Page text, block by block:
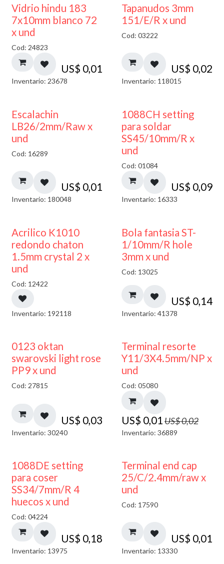
40% DESCUENTO
Vidrio hindu 183
7x10mm blanco 72
x und
Cod: 24823
US$ 0,01
Inventario: 23678
Tapanudos 3mm
151/E/R x und
Cod: 03222
US$ 0,02
Inventario: 118015
Escalachin
LB26/2mm/Raw x
und
Cod: 16289
US$ 0,01
Inventario: 180048
1088CH setting
para soldar
SS45/10mm/R x
und
Cod: 01084
US$ 0,09
Inventario: 16333
50% DESCUENTO
Acrilico K1010
redondo chaton
1.5mm crystal 2 x
und
Cod: 12422
Inventario: 192118
Bola fantasia ST-
1/10mm/R hole
3mm x und
Cod: 13025
US$ 0,14
Inventario: 41378
0123 oktan
swarovski light rose
PP9 x und
Cod: 27815
US$ 0,03
Inventario: 30240
50% DESCUENTO
Terminal resorte
Y11/3X4.5mm/NP x
und
Cod: 05080
US$ 0,01 US$0,02
Inventario: 36889
1088DE setting
para coser
SS34/7mm/R 4
huecos x und
Cod: 04224
US$ 0,18
Inventario: 13975
Terminal end cap
25/C/2.4mm/raw x
und
Cod: 17590
US$ 0,01
Inventario: 13330